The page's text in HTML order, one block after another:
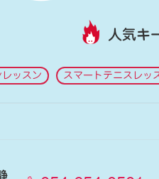
人気キ
ッスン スマートテニスレッ